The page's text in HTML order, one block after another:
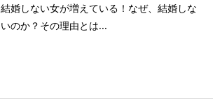
結婚しない女が増えている！なぜ、結婚しな
いのか？その理由とは...